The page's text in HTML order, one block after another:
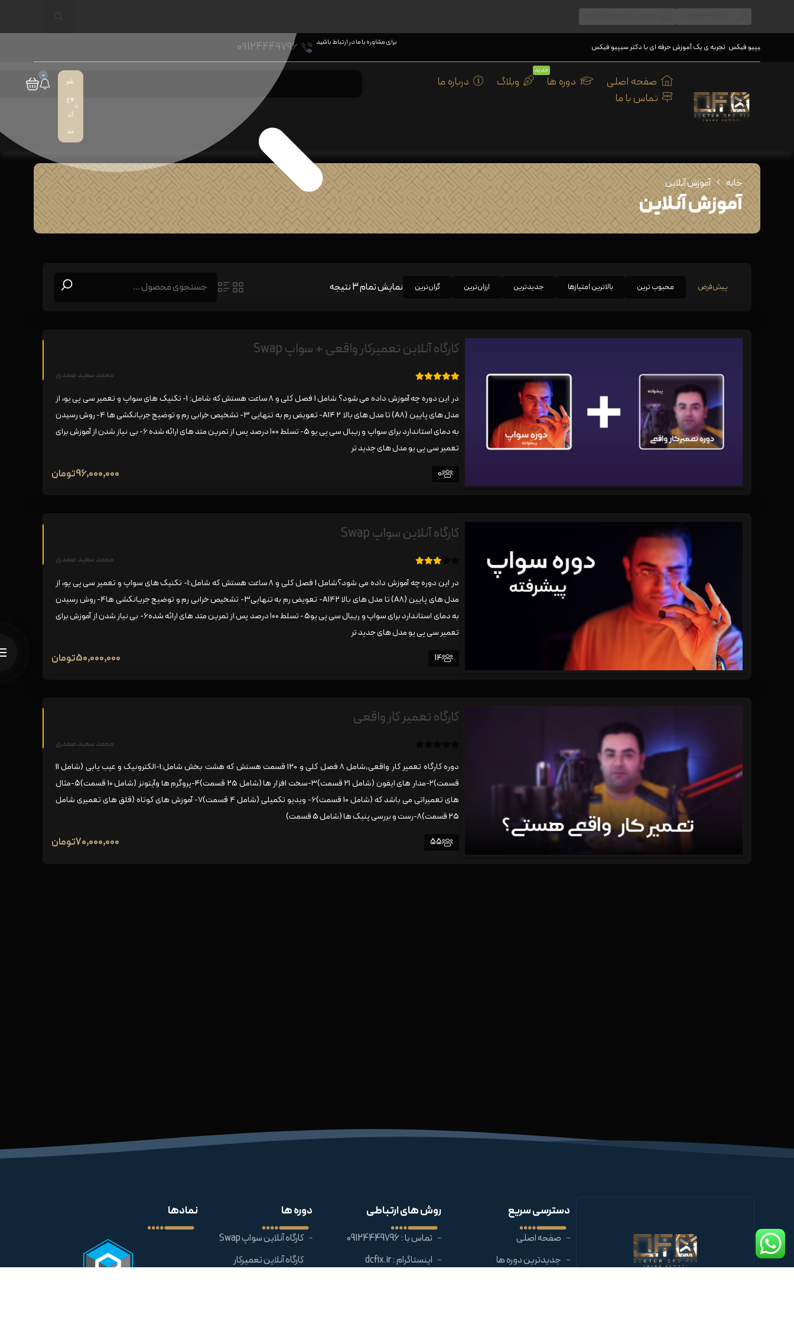
سیپیو فیکس تجربه ی یک آموزش حرفه ای با دکتر سیپیو فیکس برای مشاوره با ما در ارتباط باشید 09124449796
صفحه اصلی دوره ها
جدید
وبلاگ
درباره ما
تماس با ما
شر
وع
کن
ید
0
خانه آموزش آنلاین
آموزش آنلاین
پیش‌فرض محبوب ترین بالاترین امتیازها جدیدترین ارزان‌ترین گران‌ترین نمایش تمام 3 نتیجه
کارگاه آنلاین تعمیرکار واقعی + سواپ Swap
محمد سعید صمدی
در این دوره چه آموزش داده می شود؟ شامل 1 فصل کلی و 8 ساعت هستش که شامل: 1- تکنیک های سواپ و تعمیر سی پی یو، از
مدل های پایین (A8) تا مدل های بالا A14 2- تعویض رم به تنهایی 3- تشخیص خرابی رم و توضیح جریانکشی ها 4- روش رسیدن
به دمای استاندارد برای سواپ و ریبال سی پی یو 5- تسلط ۱۰۰ درصد پس از تمرین متد های ارائه شده 6- بی نیاز شدن از آموزش برای
تعمیر سی پی یو مدل های جدید تر
0
96,000,000تومان
کارگاه آنلاین سواپ Swap
رای
محمد سعید صمدی
در این دوره چه آموزش داده می شود؟شامل 1 فصل کلی و 8 ساعت هستش که شامل:1- تکنیک های سواپ و تعمیر سی پی یو، از
مدل های پایین (A8) تا مدل های بالا A142- تعویض رم به تنهایی3- تشخیص خرابی رم و توضیح جریانکشی ها4- روش رسیدن
به دمای استاندارد برای سواپ و ریبال سی پی یو5- تسلط ۱۰۰ درصد پس از تمرین متد های ارائه شده6- بی نیاز شدن از آموزش برای
تعمیر سی پی یو مدل های جدید تر
14
50,000,000تومان
کارگاه تعمیر کار واقعی
د
و
ا
م
محمد سعید صمدی
دوره کارگاه تعمیر کار واقعی,شامل 8 فصل کلی و 120 قسمت هستش که هشت بخش شامل:1-الکترونیک و عیب یابی (شامل 11
قسمت)۲-مدار های ایفون (شامل 21 قسمت)۳-سخت افزار ها (شامل 25 قسمت)۴-پروگرم ها و‌آیتونز (شامل 10 قسمت)۵-مثال
های تعمیراتی می باشد که (شامل 10 قسمت)6- ویدیو تکمیلی (شامل 4 قسمت)7- آموزش های کوتاه (قلق های تعمیری شامل
25 قسمت)8-رست و بررسی پنیک ها (شامل 5 قسمت)
55
70,000,000تومان
دسترسی سریع
صفحه اصلی
جدیدترین دوره ها
روش های ارتباطی
تماس با : 09124449796
اینستاگرام : dcfix.ir
دوره ها
کارگاه آنلاین سواپ Swap
کارگاه آنلاین تعمیرکار
نمادها